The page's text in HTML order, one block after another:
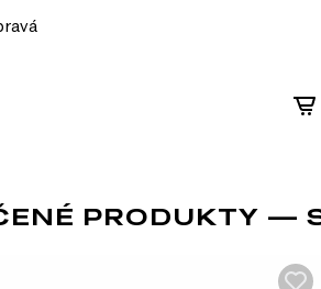
PRODUKTY